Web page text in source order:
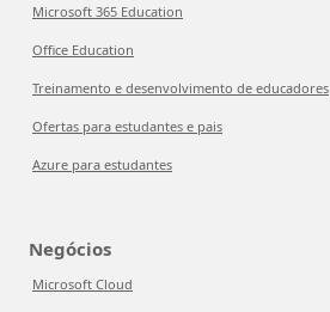
Microsoft 365 Education
Office Education
Treinamento e desenvolvimento de educadores
Ofertas para estudantes e pais
Azure para estudantes
Negócios
Microsoft Cloud